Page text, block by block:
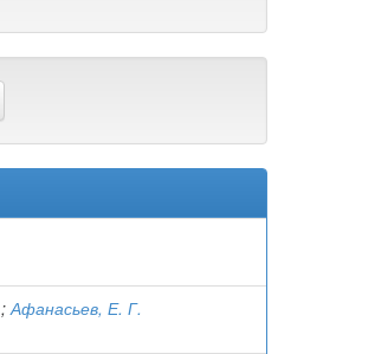
;Афанасьев, Е. Г.